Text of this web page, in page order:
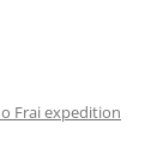
Frai expedition